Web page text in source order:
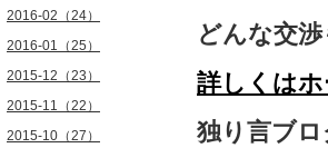
どんな交
詳しくは
独り言ブロ
2016-02（24）
2016-01（25）
2015-12（23）
2015-11（22）
2015-10（27）